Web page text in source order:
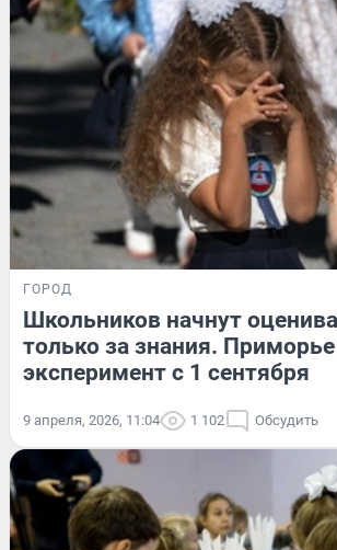
ГОРОД
Школьников начнут
только за знания. Приморье
эксперимент с 1 сентября
9 апреля, 2026, 11:04 1 102 Обсудить